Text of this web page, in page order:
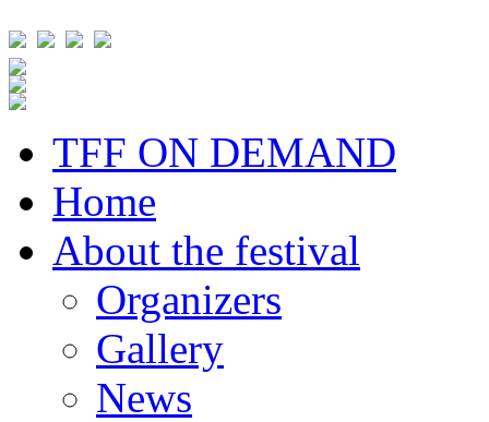
TFF ON DEMAND
Home
About the festival
Organizers
Gallery
News